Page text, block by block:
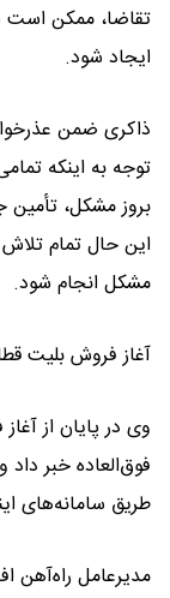
تقاضا، ممکن است
ایجاد شود.
ذاکری ضمن
توجه به اینکه
بروز مشکل، تأمین
این حال تمام
مشکل انجام شود.
آغاز فروش بلیت
وی در پایان از
طریق سامانه‌های
مدیرعامل راه‌آهن